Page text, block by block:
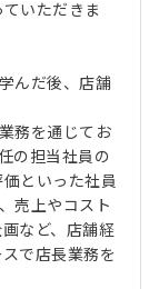
いただきま
んだ後、店舗
務を通じてお
の担当社員の
といった社員
売上やコスト
など、店舗経
で店長業務を